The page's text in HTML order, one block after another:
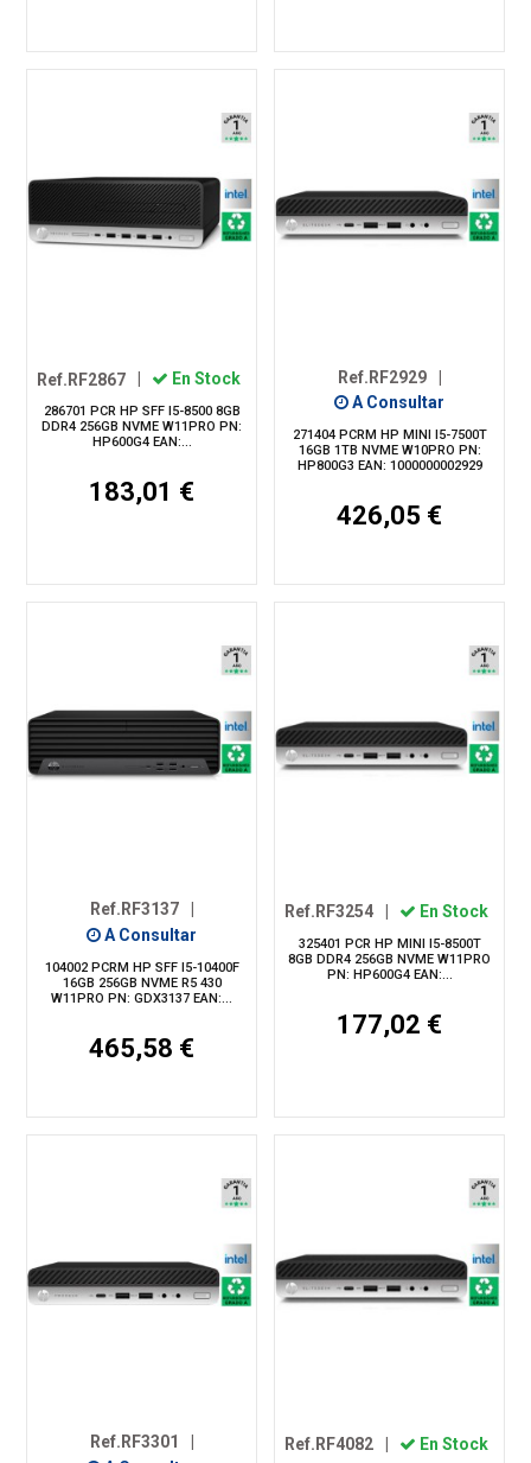
Ref.RF2867 En Stock
286701 PCR HP SFF I5-8500 8GB
DDR4 256GB NVME W11PRO PN:
HP600G4 EAN:...
183,01 €
Ref.RF2929
A Consultar
271404 PCRM HP MINI I5-7500T
16GB 1TB NVME W10PRO PN:
HP800G3 EAN: 1000000002929
426,05 €
Ref.RF3137
A Consultar
104002 PCRM HP SFF I5-10400F
16GB 256GB NVME R5 430
W11PRO PN: GDX3137 EAN:...
465,58 €
Ref.RF3254 En Stock
325401 PCR HP MINI I5-8500T
8GB DDR4 256GB NVME W11PRO
PN: HP600G4 EAN:...
177,02 €
Ref.RF3301 Ref.RF4082 | En Stock